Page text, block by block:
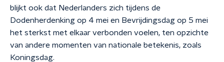
blijkt ook dat Nederlanders zich tijdens de
Dodenherdenking op 4 mei en Bevrijdingsdag op 5 mei
het sterkst met elkaar verbonden voelen, ten opzichte
van andere momenten van nationale betekenis, zoals
Koningsdag.